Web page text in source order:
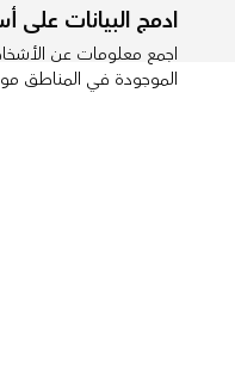
ادمج البيانات على
اجمع معلومات عن
الموجودة في المناطق